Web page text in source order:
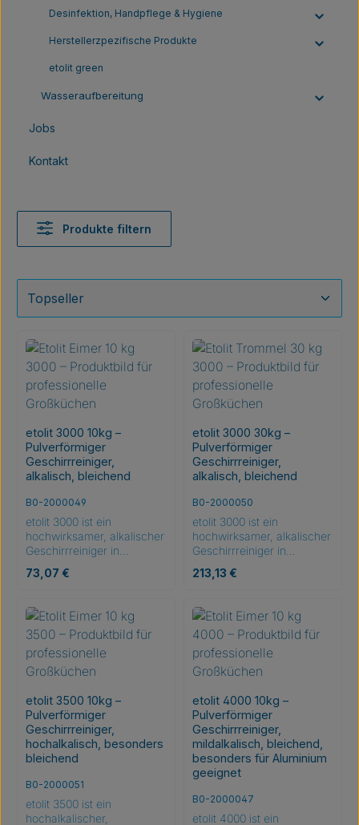
Desinfektion, Handpflege & Hygiene
Herstellerzpezifische Produkte
etolit green
Wasseraufbereitung
Jobs
Kontakt
Produkte filtern
etolit 3000 10kg –
Pulverförmiger
Geschirrreiniger,
alkalisch, bleichend
B0-2000049
etolit 3000 ist ein
hochwirksamer, alkalischer
Geschirrreiniger in
für seine hervorragenden
Fettlösefähigkeiten bekannt
ist. Er bietet bleichende
Eigenschaften zur
Entfernung von
Lebensmittelfarbstoffrückst
änden und liefert
ausgezeichnete
Reinigungsleistung. Ideal
für die Verwendung in
Hauben- und
Untertischspülmaschinen,
jedoch nicht für Aluminium
oder Silber geeignet. Die
Verschmutzungsgrad und
Regulärer Preis:
73,07 €
etolit 3000 30kg –
Pulverförmiger
Geschirrreiniger,
alkalisch, bleichend
B0-2000050
etolit 3000 ist ein
hochwirksamer, alkalischer
Geschirrreiniger in
für seine hervorragenden
Fettlösefähigkeiten bekannt
ist. Er bietet bleichende
Eigenschaften zur
Entfernung von
Lebensmittelfarbstoffrückst
änden und liefert
ausgezeichnete
Reinigungsleistung. Ideal
für die Verwendung in
Hauben- und
Untertischspülmaschinen,
jedoch nicht für Aluminium
oder Silber geeignet. Die
Dosierung variiert je nach
Regulärer Preis:
213,13 €
etolit 3500 10kg –
Pulverförmiger
Geschirrreiniger,
hochalkalisch, besonders
bleichend
B0-2000051
etolit 3500 ist ein
hochalkalischer,
etolit 4000 10kg –
Pulverförmiger
Geschirrreiniger,
mildalkalisch, bleichend,
besonders für Aluminium
geeignet
B0-2000047
etolit 4000 ist ein